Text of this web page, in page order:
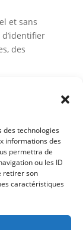
des technologies
informations des
permettra de
ou les ID
retirer son
caractéristiques
et sans
des